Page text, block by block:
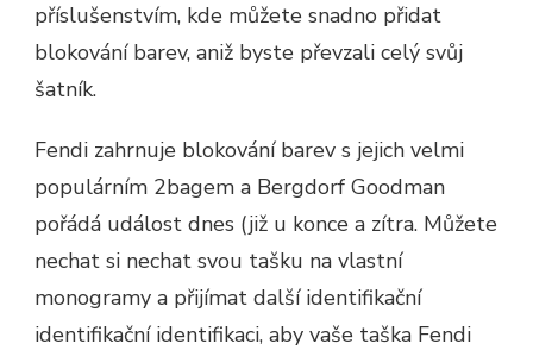
příslušenstvím, kde můžete snadno přidat
blokování barev, aniž byste převzali celý svůj
šatník.
Fendi zahrnuje blokování barev s jejich velmi
populárním 2bagem a Bergdorf Goodman
pořádá událost dnes (již u konce a zítra. Můžete
nechat si nechat svou tašku na vlastní
monogramy a přijímat další identifikační
identifikační identifikaci, aby vaše taška Fendi